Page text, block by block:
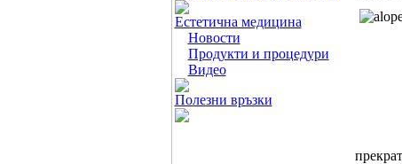
Естетична медицина
Новости
Продукти и процедури
Видео
Полезни връзки